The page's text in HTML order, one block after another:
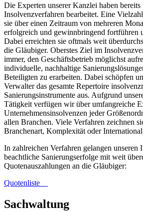
Die Experten unserer Kanzlei haben bereits
Insolvenzverfahren bearbeitet. Eine
sie über einen Zeitraum von mehreren
erfolgreich und gewinnbringend fortführen
Dabei erreichten sie oftmals weit
die Gläubiger. Oberstes Ziel im
immer, den Geschäftsbetrieb möglichst
individuelle, nachhaltige
Beteiligten zu erarbeiten. Dabei schöpfen
Verwalter das gesamte Repertoire
Sanierungsinstrumente aus. Aufgrund
Tätigkeit verfügen wir über umfangreiche
Unternehmensinsolvenzen jeder
allen Branchen. Viele Verfahren zeichnen
Branchenart, Komplexität oder
In zahlreichen Verfahren gelangen unseren
beachtliche Sanierungserfolge mit weit
Quotenauszahlungen an die Gläubiger:
Quotenliste
Sachwaltung